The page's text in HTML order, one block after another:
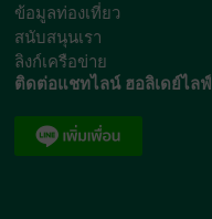
ข้อมูลท่องเที่ยว
สนับสนุนเรา
ลิงก์เครือข่าย
ติดต่อแชทไลน์ ฮอลิเดย์ไลฟ์